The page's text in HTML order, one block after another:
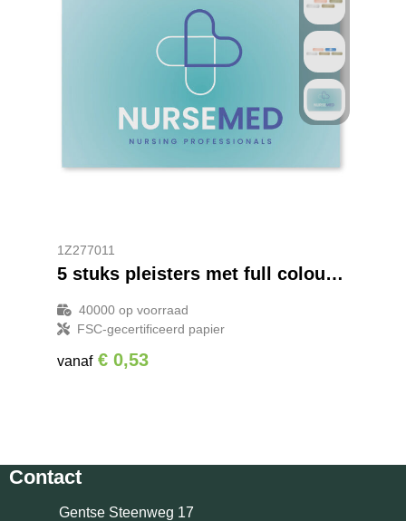
1Z277011
5 stuks pleisters met full colour bedrukte papieren envelop
40000op voorraad
FSC-gecertificeerd papier
vanaf € 0,53
Contact
Gentse Steenweg 17